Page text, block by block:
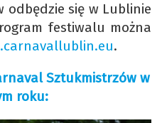
odbędzie się w Lublinie
festiwalu można
.
Sztukmistrzów w
roku: